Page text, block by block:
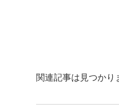
関連記事は見つかり